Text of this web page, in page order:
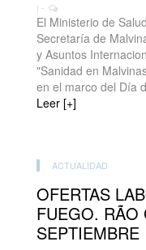
| -
El Ministerio de
Secretaría de
y Asuntos
"Sanidad en
en el marco del Día
Leer [+]
ACTUALIDAD
OFERTAS
FUEGO.
SEPTIEMBRE